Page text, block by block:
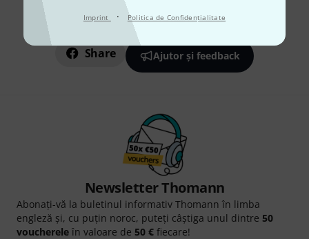
Imprint · Politica de Confidenţialitate
Îți place ceea ce vezi?
Share Ajutor și feedback
Newsletter Thomann
Abonați-vă la buletinul informativ Thomann în limba
engleză și, cu puțin noroc, puteți câștiga unul dintre 50
voucherele în valoare de 50 € fiecare!